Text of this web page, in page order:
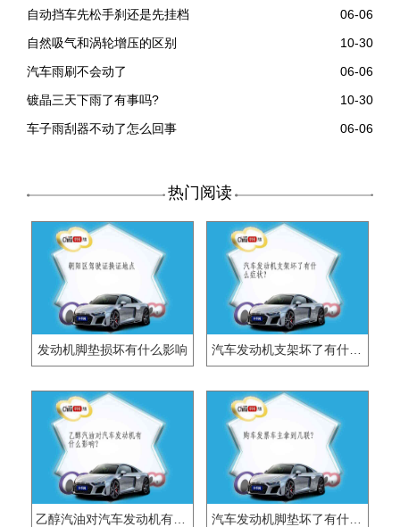
自动挡车先松手刹还是先挂档
06-06
自然吸气和涡轮增压的区别
10-30
汽车雨刷不会动了
06-06
镀晶三天下雨了有事吗?
10-30
车子雨刮器不动了怎么回事
06-06
热门阅读
发动机脚垫损坏有什么影响 汽车发动机支架坏了有什么症状？
汽车发动机脚垫坏了有什么症状？